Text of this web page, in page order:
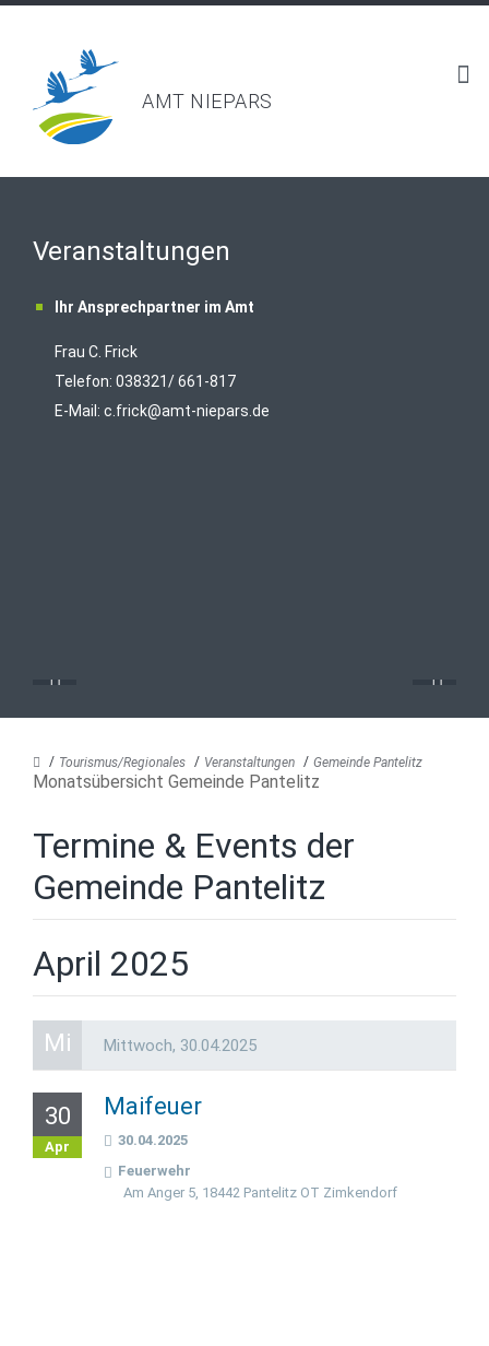
AMT NIEPARS
Veranstaltungen
Ihr Ansprechpartner im Amt
Frau C. Frick
Telefon: 038321/ 661-817
E-Mail: c.frick@amt-niepars.de
Tourismus/Regionales Veranstaltungen Gemeinde Pantelitz
Monatsübersicht Gemeinde Pantelitz
Termine & Events der
Gemeinde Pantelitz
April 2025
Mi Mittwoch, 30.04.2025
30
Apr
Maifeuer
30.04.2025
Feuerwehr
Am Anger 5, 18442 Pantelitz OT Zimkendorf